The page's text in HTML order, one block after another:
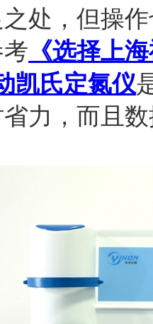
处，但操
《选择上
凯氏定氮仪
力，而且